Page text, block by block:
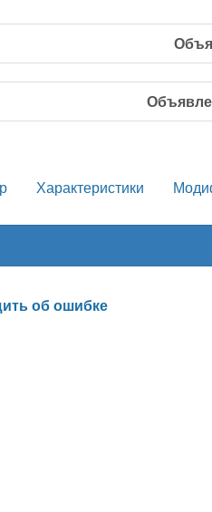
Характеристики
об ошибке